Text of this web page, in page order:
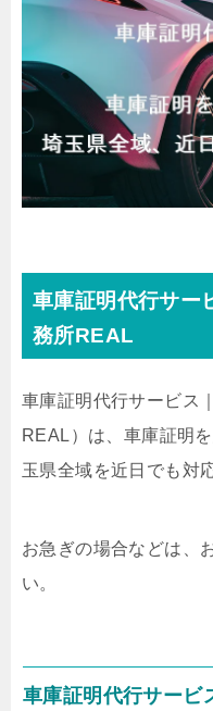
車庫証明代行サー
務所REAL
車庫証明代行サービス
REAL） は、車庫証明
玉県全域を近日でも対
お急ぎの場合などは、
い。
車庫証明代行サービ